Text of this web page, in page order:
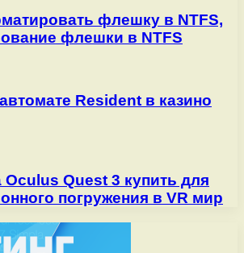
флешку в NTFS,
флешки в NTFS
Resident в казино
Oculus Quest 3 купить для
погружения в VR мир